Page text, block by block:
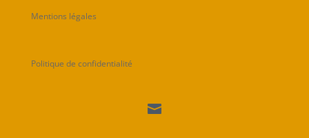
Mentions légales
Politique de confidentialité
